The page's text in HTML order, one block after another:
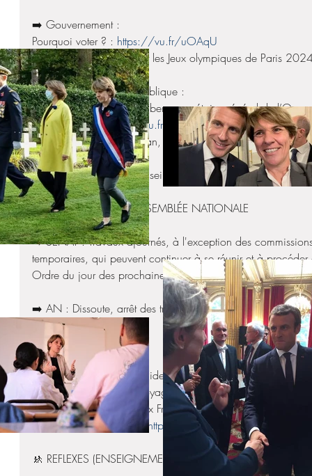
➡️ Gouvernement :
Pourquoi voter ? : https://vu.fr/uOAqU
Dans 30 jours débuteront les Jeux olympiques de Paris
➡️ Présidence de la République :
Entretien avec Jens Stoltenberg, secrétaire général de
Nord (OTAN) : https://vu.fr/mprIV
Entretien avec Viktor Orban, Premier ministre de Hongrie :
➡️ Compte-rendu du Conseil des ministres du 26 Juin
🏛 AU SÉNAT ET À L'ASSEMBLÉE NATIONALE
➡️ SÉNAT : Travaux ajournés, à l'exception des
temporaires, qui peuvent continuer à se réunir et à
Ordre du jour des prochaines semaines : https://lnkd.in/
➡️ AN : Dissoute, arrêt des travaux.
🗞 DANS LA PRESSE FDE
➡️ Législatives 2024 : guide pratique pour les français de
➡️ Problèmes lors d’un voyage en avion, quels sont vos
➡️ Emmanuel Macron aux Français de l’étranger : “Tout ce
la force de notre pays” : https://vu.fr/hWtpI
🚸 REFLEXES (ENSEIGNEMENT FRANÇAIS À L'ÉTRANGER)